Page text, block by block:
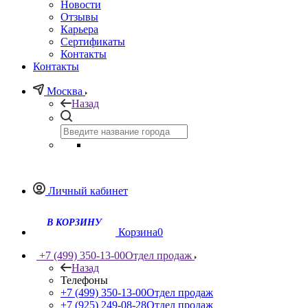
Новости
Отзывы
Карьера
Сертификаты
Контакты
Контакты
Москва
Назад
Личный кабинет
Корзина0
+7 (499) 350-13-00Отдел продаж
Назад
Телефоны
+7 (499) 350-13-00Отдел продаж
+7 (925) 249-08-28Отдел продаж